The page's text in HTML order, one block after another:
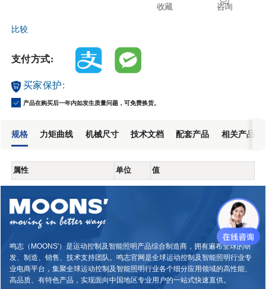
咨询
收藏
比较
支付方式:
买家保护:
产品在购买后一年内如发生质量问题，可免费换货。
规格 力矩曲线 机械尺寸 技术文档 配套产品 相关产品
属性 单位 值
鸣志（MOONS'）是运动控制及智能照明产品综合制造商，拥有遍布全球的研
发、制造、销售、技术支持团队。鸣志官网是全球运动控制及智能照明行业专
业电商平台，集聚全球运动控制及智能照明行业各个细分应用领域的高性能、
高品质、有特色产品，实现面向中国地区专业用户的一站式快速直供。